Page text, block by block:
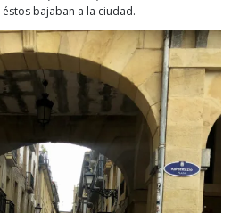
bajaban a la ciudad.